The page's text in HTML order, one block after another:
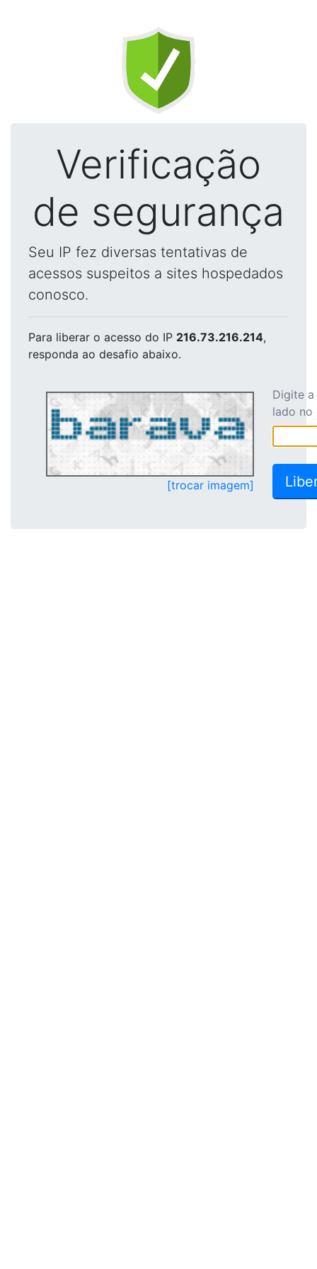
Verificação
de segurança
Seu IP fez diversas tentativas de
acessos suspeitos a sites hospedados
conosco.
Para liberar o acesso do IP 216.73.216.214,
responda ao desafio abaixo.
[trocar imagem]
Digite
lado no